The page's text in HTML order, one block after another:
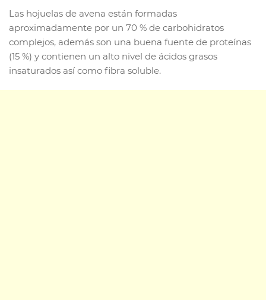
Las hojuelas de avena están formadas
aproximadamente por un 70 % de carbohidratos
complejos, además son una buena fuente de proteínas
(15 %) y contienen un alto nivel de ácidos grasos
insaturados así como fibra soluble.